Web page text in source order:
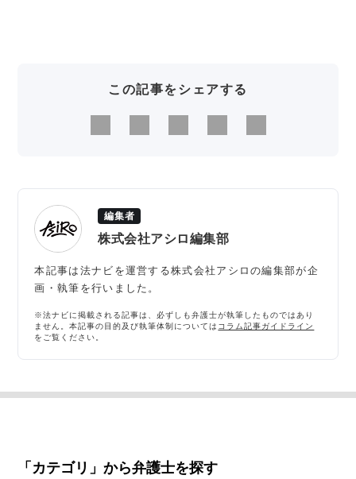
この記事をシェアする
編集者
株式会社アシロ編集部
本記事は法ナビを運営する株式会社アシロの編集部が企
画・執筆を行いました。
※法ナビに掲載される記事は、必ずしも弁護士が執筆したものではあり
ません。本記事の目的及び執筆体制については コラム記事ガイドライン
をご覧ください。
「カテゴリ」から弁護士を探す